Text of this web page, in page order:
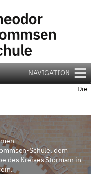
NAVIGATION
Schule, dem
des Kreises Stormarn in